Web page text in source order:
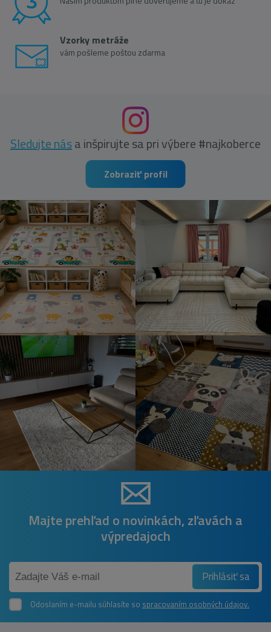
Vzorky metráže
vám pošleme poštou zdarma
Sledujte nása inšpirujte sa pri výbere #najkoberce
Zobraziť profil
Majte prehľad o novinkách, zľavách a
výpredajoch
Prihlásiť sa
Odoslaním e-mailu súhlasíte so spracovaním osobných údajov.